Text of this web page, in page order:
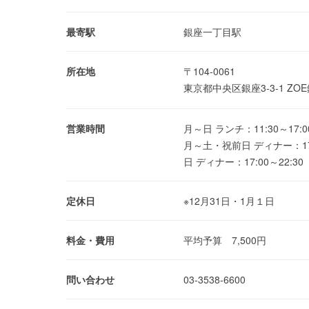
最寄駅 銀座一丁目駅
所在地
〒104-0061
東京都中央区銀座3-3-1
営業時間
月～日 ランチ：11:30～
月～土・祝前日 ディナー：
日 ディナー：17:00～22:30
定休日 ※12月31日・1月１日
料金・費用 平均予算 7,500円
問い合わせ 03-3538-6600